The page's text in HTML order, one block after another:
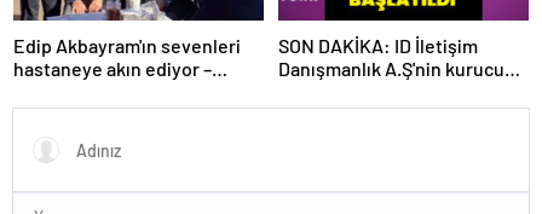
Edip Akbayram'ın sevenleri
hastaneye akın ediyor –
SON DAKİKA: ID İletişim
Danışmanlık A.Ş'nin kurucusu
hakkında resen soruşturma